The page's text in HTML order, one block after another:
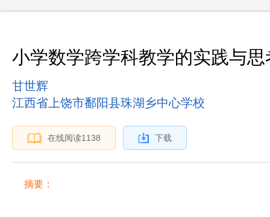
小学数学跨学科教学的实践与思
甘世辉
江西省上饶市鄱阳县珠湖乡中心学校
在线阅读1138 下载
摘要：